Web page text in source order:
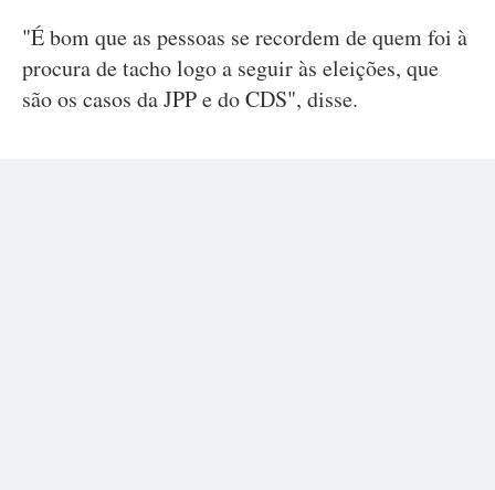
"É bom que as pessoas se recordem de quem foi à
procura de tacho logo a seguir às eleições, que
são os casos da JPP e do CDS", disse.